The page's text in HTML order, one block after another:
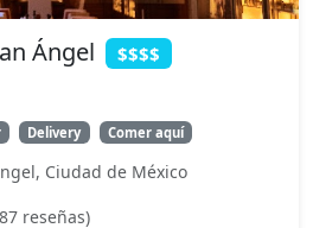
Ángel $$$$
Delivery Comer aquí
Ciudad de México
reseñas)